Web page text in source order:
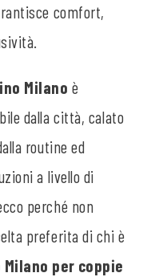
comfort,
Milano è
dalla città, calato
routine ed
a livello di
perché non
preferita di chi è
per coppie